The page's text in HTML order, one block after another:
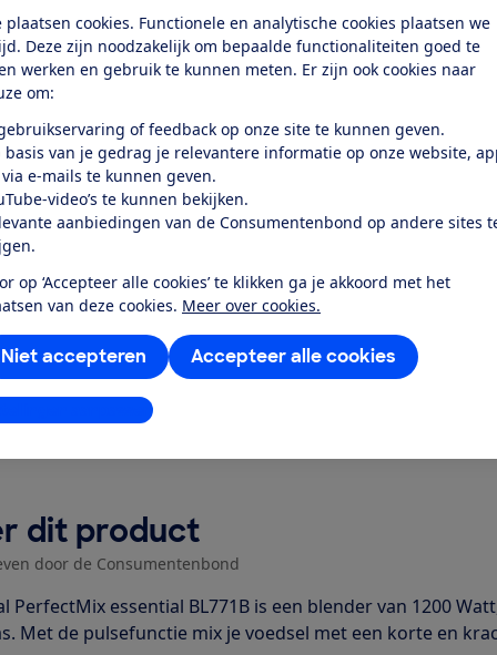
plaatsen cookies. Functionele en analytische cookies plaatsen we
Deze zijn noodzakelijk om bepaalde functionaliteiten goed te
werken en gebruik te kunnen meten. Er zijn ook cookies naar
om:
of feedback op onze site te kunnen geven.
basis van je gedrag je relevantere informatie op onze website,
e-mails te kunnen geven.
video’s te kunnen bekijken.
aanbiedingen van de Consumentenbond op andere sites
op ‘Accepteer alle cookies’ te klikken ga je akkoord met het
van deze cookies. Meer over cookies.
Accepteer alle cookies
Niet accepteren
aanpassen
standby-stand
toegang tot deze test?
Word lid
Al lid? Log in
dit product
door de Consumentenbond
PerfectMix essential BL771B is een blender van 1200
Met de pulsefunctie mix je voedsel met een korte en